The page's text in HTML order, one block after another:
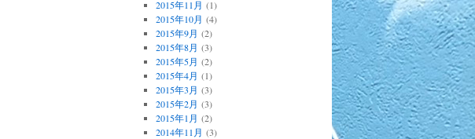
2015年11月 (1)
2015年10月 (4)
2015年9月 (2)
2015年8月 (3)
2015年5月 (2)
2015年4月 (1)
2015年3月 (3)
2015年2月 (3)
2015年1月 (2)
2014年11月 (3)